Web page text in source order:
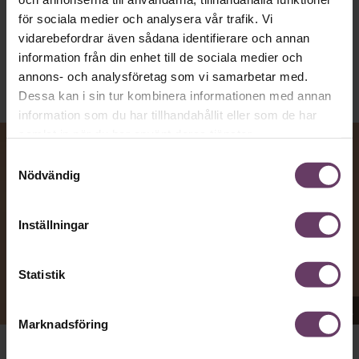
för sociala medier och analysera vår trafik. Vi
vidarebefordrar även sådana identifierare och annan
information från din enhet till de sociala medier och
annons- och analysföretag som vi samarbetar med.
Dessa kan i sin tur kombinera informationen med annan
information som du har tillhandahållit eller som de har
Nödvändig
Inställningar
Statistik
Marknadsföring
Text:Fredrik Kullberg
Publicerad2026-08-07
Appen Sinceerly imiterar vd:ars kortfattade språk.